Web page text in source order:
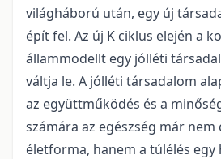
világháború után, egy új
épít fel. Az új K ciklus elején a
állammodellt egy jólléti
váltja le. A jólléti társadalom
az együttműködés és a
számára az egészség már nem
életforma, hanem a túlélés